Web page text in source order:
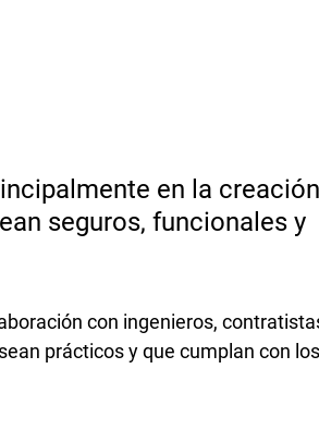
en la
seguros, funcionales y
con ingenieros,
prácticos y que cumplan con